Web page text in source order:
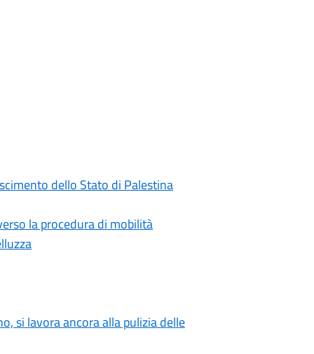
dello Stato di Palestina
la procedura di mobilità
si lavora ancora alla pulizia delle